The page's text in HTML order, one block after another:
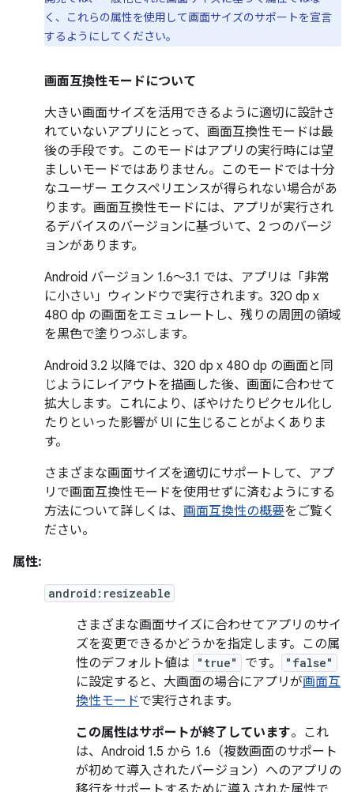
く、これらの属性を使用して画面サイズのサポートを宣言
するようにしてください。
画面互換性モードについて
大きい画面サイズを活用できるように適切に設計さ
れていないアプリにとって、画面互換性モードは最
後の手段です。このモードはアプリの実行時には望
ましいモードではありません。このモードでは十分
なユーザー エクスペリエンスが得られない場合があ
ります。画面互換性モードには、アプリが実行され
るデバイスのバージョンに基づいて、2 つのバージ
ョンがあります。
Android バージョン 1.6～3.1 では、アプリは「非常
に小さい」ウィンドウで実行されます。320 dp x
480 dp の画面をエミュレートし、残りの周囲の領域
を黒色で塗りつぶします。
Android 3.2 以降では、320 dp x 480 dp の画面と同
じようにレイアウトを描画した後、画面に合わせて
拡大します。これにより、ぼやけたりピクセル化し
たりといった影響が UI に生じることがよくありま
す。
さまざまな画面サイズを適切にサポートして、アプ
リで画面互換性モードを使用せずに済むようにする
方法について詳しくは、 画面互換性の概要をご覧く
ださい。
属性:
android:resizeable
さまざまな画面サイズに合わせてアプリのサイ
ズを変更できるかどうかを指定します。この属
性のデフォルト値は
"true" です。 "false"
に設定すると、大画面の場合にアプリが画面互
換性モードで実行されます。
この属性はサポートが終了しています。これ
は、Android 1.5 から 1.6（複数画面のサポート
が初めて導入されたバージョン）へのアプリの